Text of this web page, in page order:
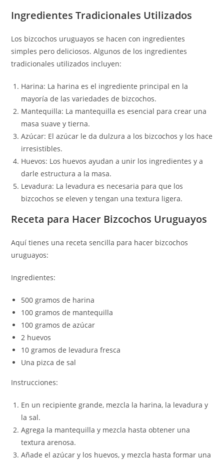
Ingredientes Tradicionales Utilizados
Los bizcochos uruguayos se hacen con ingredientes
simples pero deliciosos. Algunos de los ingredientes
tradicionales utilizados incluyen:
Harina: La harina es el ingrediente principal en la
mayoría de las variedades de bizcochos.
Mantequilla: La mantequilla es esencial para crear una
masa suave y tierna.
Azúcar: El azúcar le da dulzura a los bizcochos y los hace
irresistibles.
Huevos: Los huevos ayudan a unir los ingredientes y a
darle estructura a la masa.
Levadura: La levadura es necesaria para que los
bizcochos se eleven y tengan una textura ligera.
Receta para Hacer Bizcochos Uruguayos
Aquí tienes una receta sencilla para hacer bizcochos
uruguayos:
Ingredientes:
500 gramos de harina
100 gramos de mantequilla
100 gramos de azúcar
2 huevos
10 gramos de levadura fresca
Una pizca de sal
Instrucciones:
En un recipiente grande, mezcla la harina, la levadura y
la sal.
Agrega la mantequilla y mezcla hasta obtener una
textura arenosa.
Añade el azúcar y los huevos, y mezcla hasta formar una